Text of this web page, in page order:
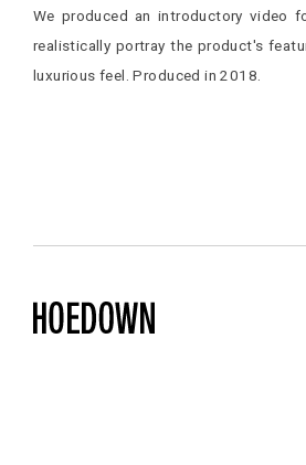
We produced an introductory video
realistically portray the product's
luxurious feel. Produced in 2018.